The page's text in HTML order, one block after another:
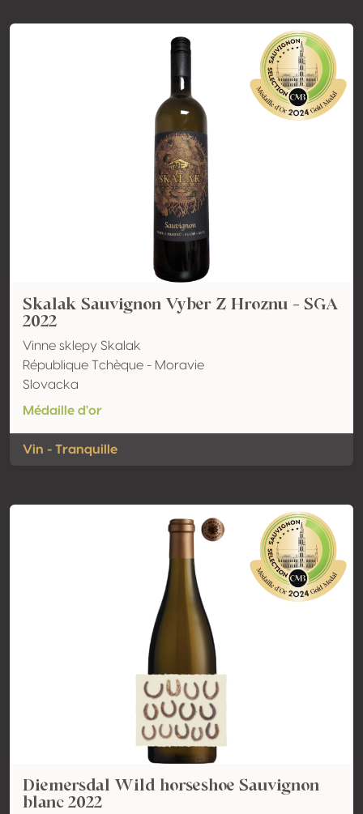
Skalak Sauvignon Vyber Z Hroznu - SGA
2022
Vinne sklepy Skalak
République Tchèque - Moravie
Slovacka
Médaille d'or
Vin - Tranquille
Diemersdal Wild horseshoe Sauvignon
blanc 2022